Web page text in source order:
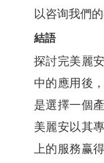
以咨询我們的
結語
探討完美麗
中的應用後
是選擇一個
美麗安以其
上的服務赢